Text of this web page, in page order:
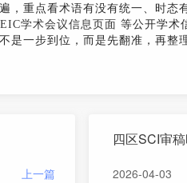
，重点看术语有没有统一、时态
学术会议信息页面 等公开学术
是一步到位，而是先翻准，再整
上一篇
四区SCI审
2026-04-03